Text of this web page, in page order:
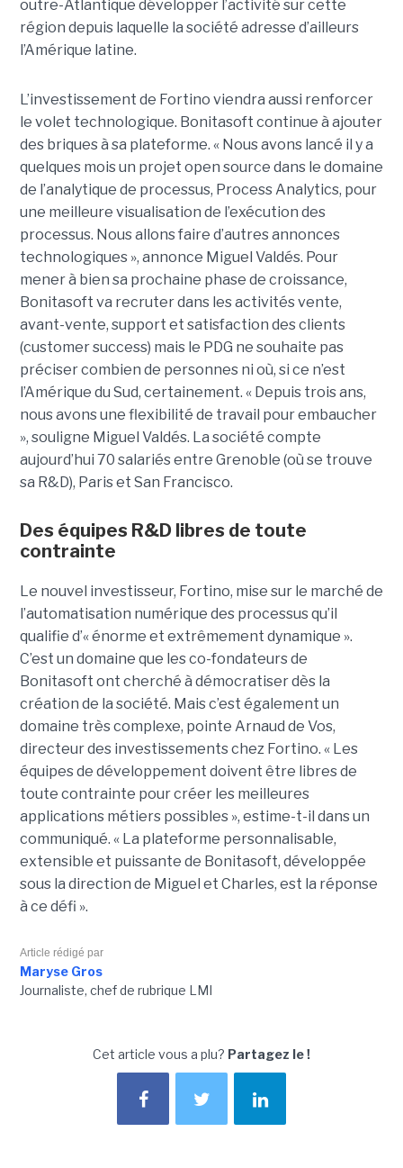
outre-Atlantique développer l’activité sur cette
région depuis laquelle la société adresse d’ailleurs
l’Amérique latine.
L’investissement de Fortino viendra aussi renforcer
le volet technologique. Bonitasoft continue à ajouter
des briques à sa plateforme. « Nous avons lancé il y a
quelques mois un projet open source dans le domaine
de l’analytique de processus, Process Analytics, pour
une meilleure visualisation de l’exécution des
processus. Nous allons faire d’autres annonces
technologiques », annonce Miguel Valdés. Pour
mener à bien sa prochaine phase de croissance,
Bonitasoft va recruter dans les activités vente,
avant-vente, support et satisfaction des clients
(customer success) mais le PDG ne souhaite pas
préciser combien de personnes ni où, si ce n’est
l’Amérique du Sud, certainement. « Depuis trois ans,
nous avons une flexibilité de travail pour embaucher
», souligne Miguel Valdés. La société compte
aujourd’hui 70 salariés entre Grenoble (où se trouve
sa R&D), Paris et San Francisco.
Des équipes R&D libres de toute
contrainte
Le nouvel investisseur, Fortino, mise sur le marché de
l’automatisation numérique des processus qu’il
qualifie d’« énorme et extrêmement dynamique ».
C’est un domaine que les co-fondateurs de
Bonitasoft ont cherché à démocratiser dès la
création de la société. Mais c’est également un
domaine très complexe, pointe Arnaud de Vos,
directeur des investissements chez Fortino. « Les
équipes de développement doivent être libres de
toute contrainte pour créer les meilleures
applications métiers possibles », estime-t-il dans un
communiqué. « La plateforme personnalisable,
extensible et puissante de Bonitasoft, développée
sous la direction de Miguel et Charles, est la réponse
à ce défi ».
Article rédigé par
Maryse Gros
Journaliste, chef de rubrique LMI
Cet article vous a plu? Partagez le !